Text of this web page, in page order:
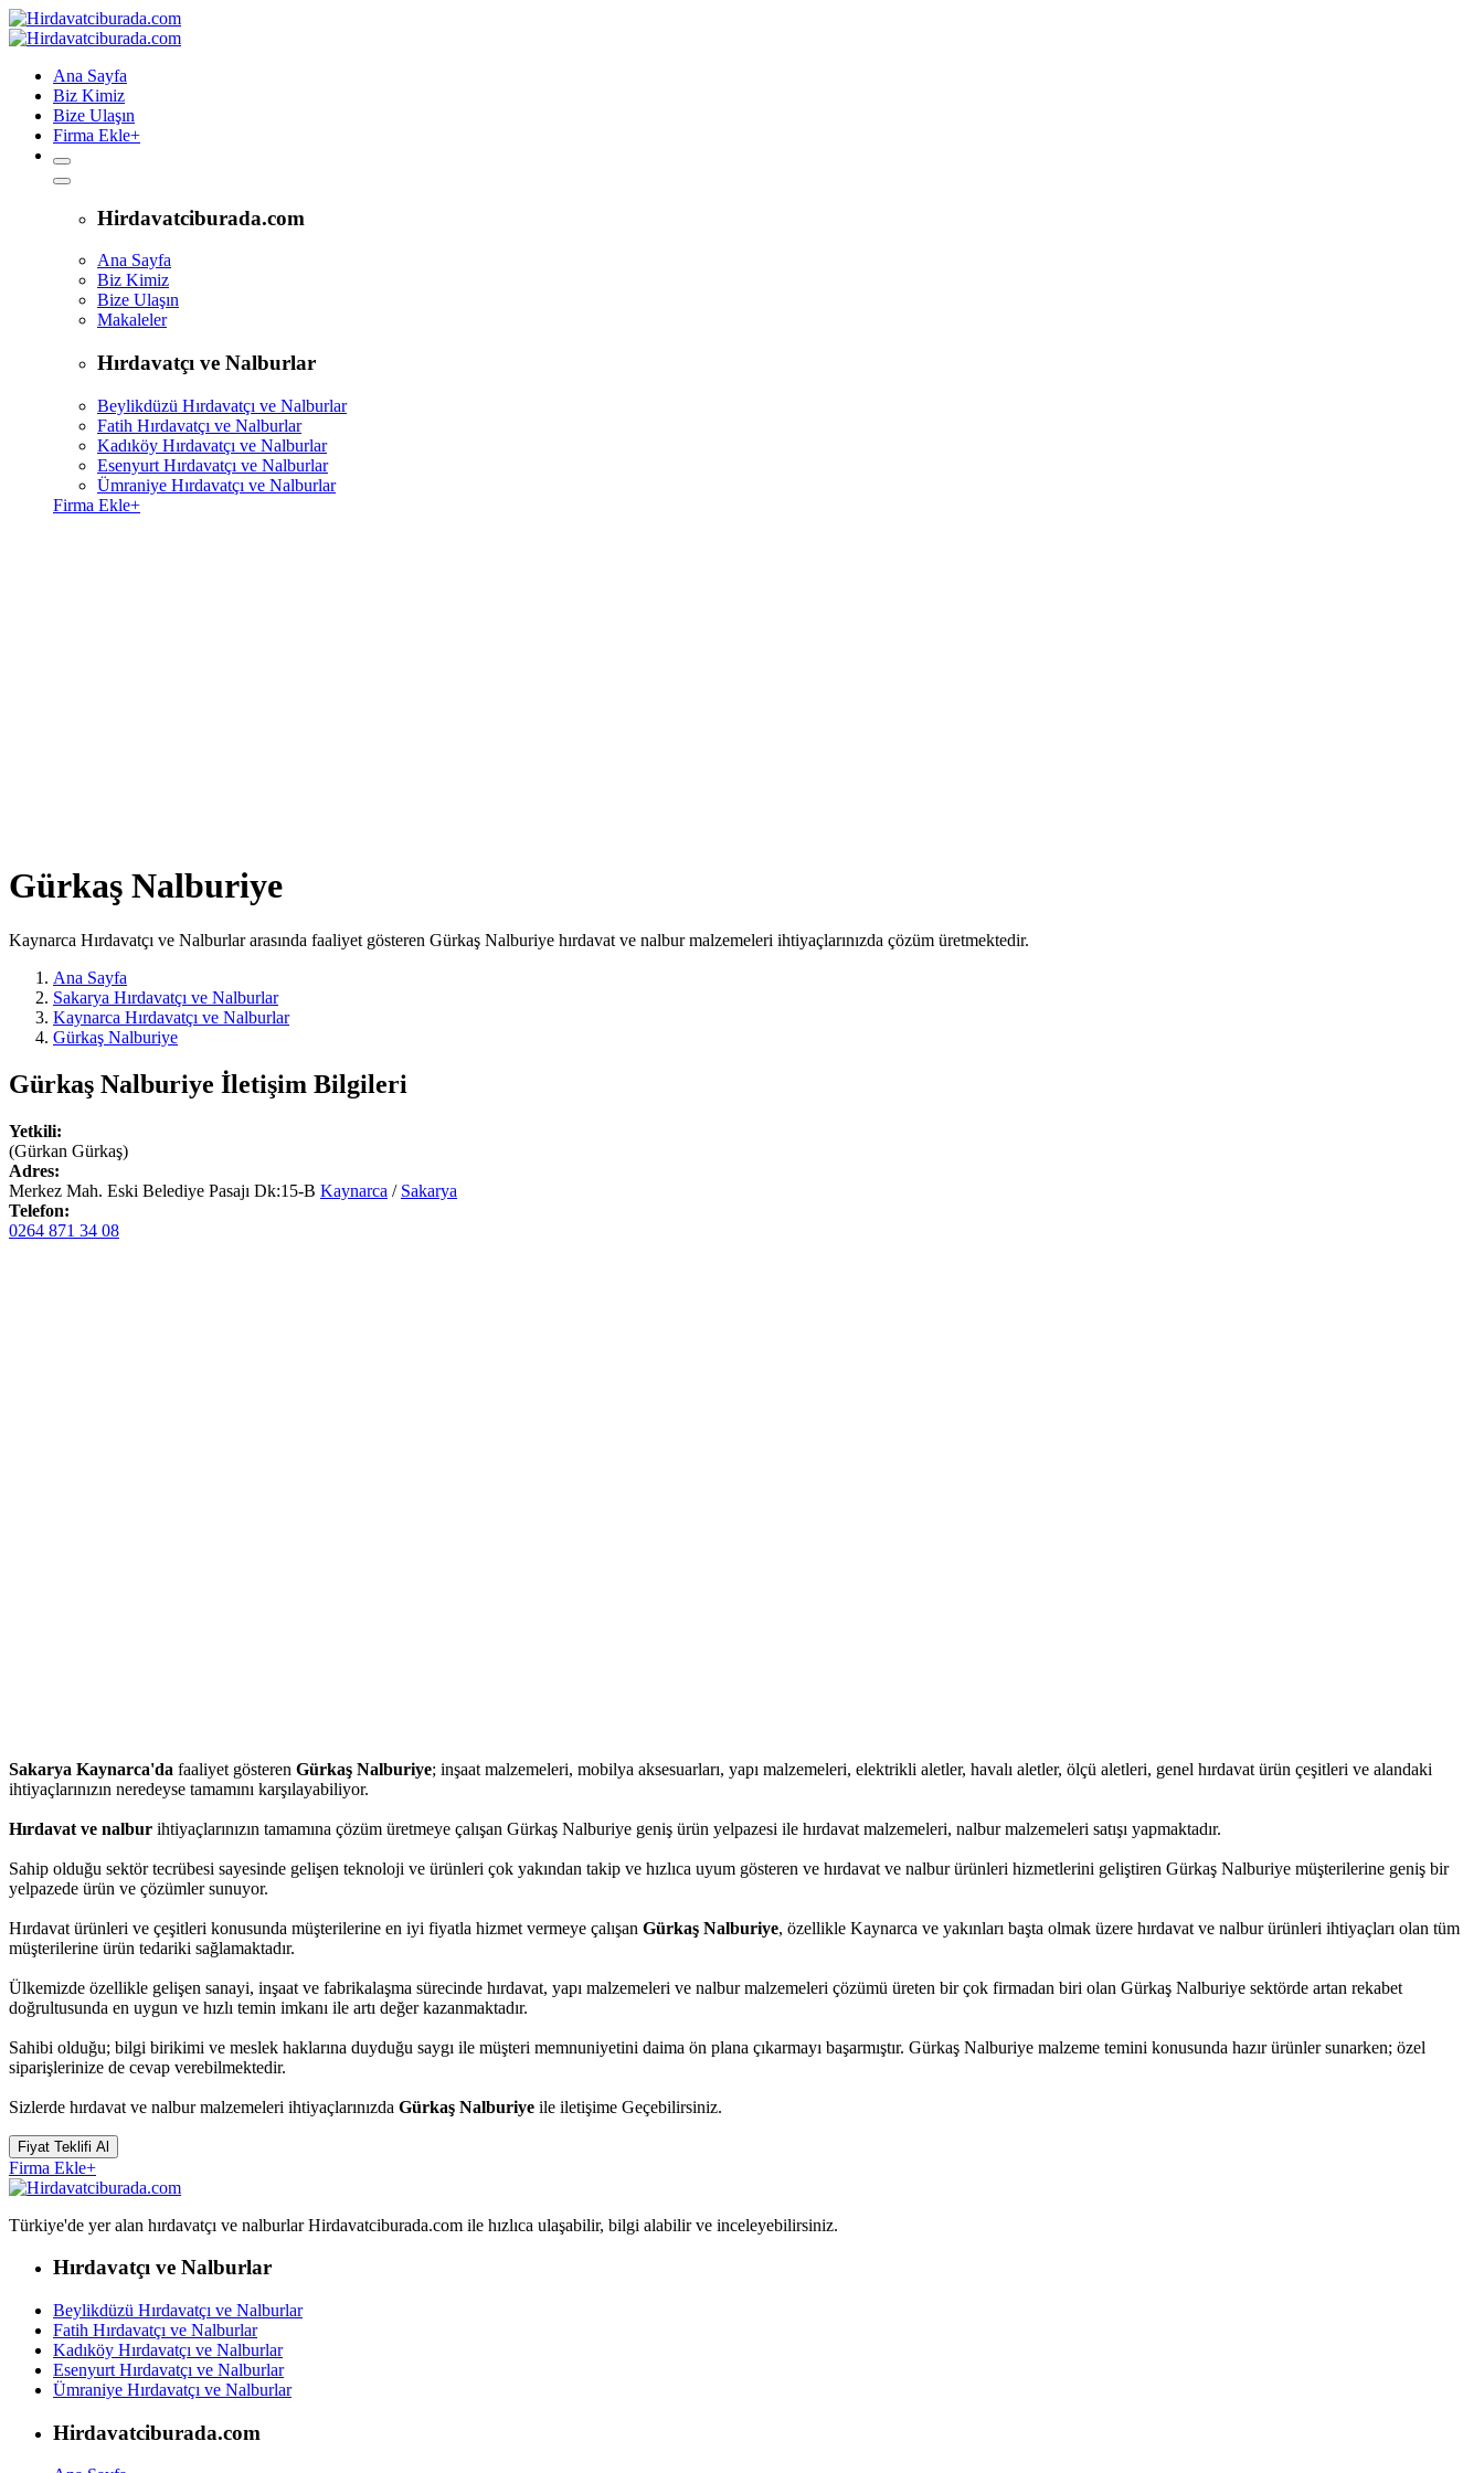
Ana Sayfa
Biz Kimiz
Bize Ulaşın
Firma Ekle+
Hirdavatciburada.com
Ana Sayfa
Biz Kimiz
Bize Ulaşın
Makaleler
Hırdavatçı ve Nalburlar
Beylikdüzü Hırdavatçı ve Nalburlar
Fatih Hırdavatçı ve Nalburlar
Kadıköy Hırdavatçı ve Nalburlar
Esenyurt Hırdavatçı ve Nalburlar
Ümraniye Hırdavatçı ve Nalburlar
Firma Ekle+
Gürkaş Nalburiye
Kaynarca Hırdavatçı ve Nalburlar arasında faaliyet gösteren Gürkaş Nalburiye hırdavat ve nalbur malzemeleri ihtiyaçlarınızda çözüm üretmektedir.
Ana Sayfa
Sakarya Hırdavatçı ve Nalburlar
Kaynarca Hırdavatçı ve Nalburlar
Gürkaş Nalburiye
Gürkaş Nalburiye İletişim Bilgileri
Yetkili:
(Gürkan Gürkaş)
Adres:
Merkez Mah. Eski Belediye Pasajı Dk:15-B Kaynarca / Sakarya
Telefon:
0264 871 34 08
Sakarya Kaynarca'da faaliyet gösteren Gürkaş Nalburiye; inşaat malzemeleri, mobilya aksesuarları, yapı malzemeleri, elektrikli aletler, havalı aletler, ölçü aletleri, genel hırdavat ürün çeşitleri ve alandaki
ihtiyaçlarınızın neredeyse tamamını karşılayabiliyor.
Hırdavat ve nalbur ihtiyaçlarınızın tamamına çözüm üretmeye çalışan Gürkaş Nalburiye geniş ürün yelpazesi ile hırdavat malzemeleri, nalbur malzemeleri satışı yapmaktadır.
Sahip olduğu sektör tecrübesi sayesinde gelişen teknoloji ve ürünleri çok yakından takip ve hızlıca uyum gösteren ve hırdavat ve nalbur ürünleri hizmetlerini geliştiren Gürkaş Nalburiye müşterilerine geniş bir
yelpazede ürün ve çözümler sunuyor.
Hırdavat ürünleri ve çeşitleri konusunda müşterilerine en iyi fiyatla hizmet vermeye çalışan Gürkaş Nalburiye, özellikle Kaynarca ve yakınları başta olmak üzere hırdavat ve nalbur ürünleri ihtiyaçları olan tüm
müşterilerine ürün tedariki sağlamaktadır.
Ülkemizde özellikle gelişen sanayi, inşaat ve fabrikalaşma sürecinde hırdavat, yapı malzemeleri ve nalbur malzemeleri çözümü üreten bir çok firmadan biri olan Gürkaş Nalburiye sektörde artan rekabet
doğrultusunda en uygun ve hızlı temin imkanı ile artı değer kazanmaktadır.
Sahibi olduğu; bilgi birikimi ve meslek haklarına duyduğu saygı ile müşteri memnuniyetini daima ön plana çıkarmayı başarmıştır. Gürkaş Nalburiye malzeme temini konusunda hazır ürünler sunarken; özel
siparişlerinize de cevap verebilmektedir.
Sizlerde hırdavat ve nalbur malzemeleri ihtiyaçlarınızda Gürkaş Nalburiye ile iletişime Geçebilirsiniz.
Fiyat Teklifi Al
Firma Ekle+
Türkiye'de yer alan hırdavatçı ve nalburlar Hirdavatciburada.com ile hızlıca ulaşabilir, bilgi alabilir ve inceleyebilirsiniz.
Hırdavatçı ve Nalburlar
Beylikdüzü Hırdavatçı ve Nalburlar
Fatih Hırdavatçı ve Nalburlar
Kadıköy Hırdavatçı ve Nalburlar
Esenyurt Hırdavatçı ve Nalburlar
Ümraniye Hırdavatçı ve Nalburlar
Hirdavatciburada.com